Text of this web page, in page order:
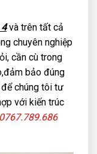
và trên tất cả
chuyên nghiệp
cần cù trong
bảo đúng
chúng tôi tư
với kiến trúc